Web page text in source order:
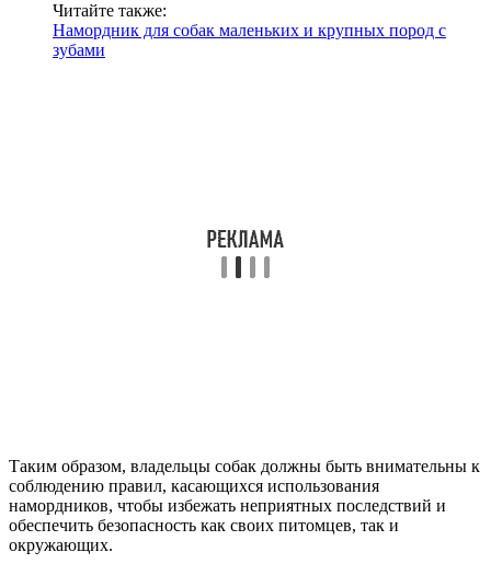
Читайте также:
Намордник для собак маленьких и крупных пород с
зубами
Таким образом, владельцы собак должны быть внимательны к
соблюдению правил, касающихся использования
намордников, чтобы избежать неприятных последствий и
обеспечить безопасность как своих питомцев, так и
окружающих.